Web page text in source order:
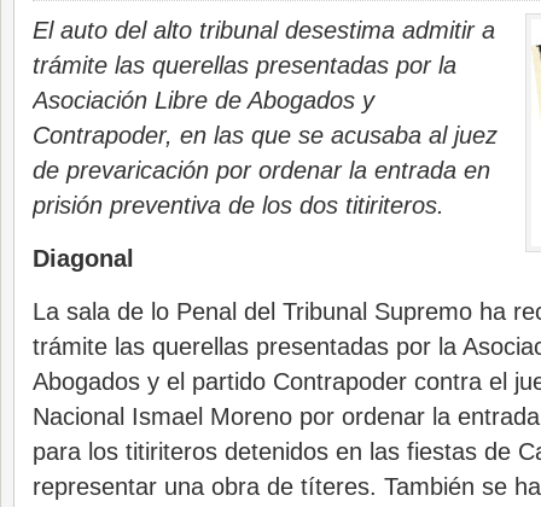
El auto del alto tribunal desestima admitir a
trámite las querellas presentadas por la
Asociación Libre de Abogados y
Contrapoder, en las que se acusaba al juez
de prevaricación por ordenar la entrada en
prisión preventiva de los dos titiriteros.
Diagonal
La sala de lo Penal del Tribunal Supremo ha
trámite las querellas presentadas por la
Abogados y el partido Contrapoder contra el
Nacional Ismael Moreno por ordenar la
para los titiriteros detenidos en las fiestas de
representar una obra de títeres. También se